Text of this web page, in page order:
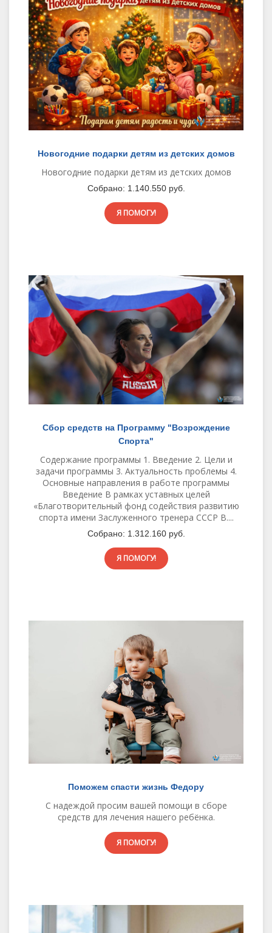
Новогодние подарки детям из детских домов
Новогодние подарки детям из детских домов
Собрано: 1.140.550 руб.
Я ПОМОГУ!
Сбор средств на Программу "Возрождение
Спорта"
Содержание программы 1. Введение 2. Цели и
задачи программы 3. Актуальность проблемы 4.
Основные направления в работе программы
Введение В рамках уставных целей
«Благотворительный фонд содействия развитию
спорта имени Заслуженного тренера СССР В....
Собрано: 1.312.160 руб.
Я ПОМОГУ!
Поможем спасти жизнь Федору
С надеждой просим вашей помощи в сборе
средств для лечения нашего ребёнка.
Я ПОМОГУ!